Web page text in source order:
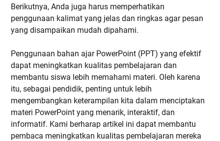
Berikutnya, Anda juga harus memperhatikan
penggunaan kalimat yang jelas dan ringkas agar pesan
yang disampaikan mudah dipahami.
Penggunaan bahan ajar PowerPoint (PPT) yang efektif
dapat meningkatkan kualitas pembelajaran dan
membantu siswa lebih memahami materi. Oleh karena
itu, sebagai pendidik, penting untuk lebih
mengembangkan keterampilan kita dalam menciptakan
materi PowerPoint yang menarik, interaktif, dan
informatif. Kami berharap artikel ini dapat membantu
pembaca meningkatkan kualitas pembelajaran mereka